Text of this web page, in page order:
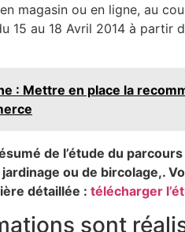
magasin ou en ligne, au
au 18 Avril 2014 à partir
: Mettre en place la
de l’étude du parcours
ou de bircolage,.
détaillée : télécharger
sont